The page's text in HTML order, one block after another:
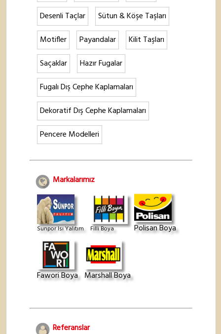
Desenli Taçlar
Sütun & Köşe Taşları
Motifler
Payandalar
Kilit Taşları
Saçaklar
Hazır Fugalar
Fugalı Dış Cephe Kaplamaları
Dekoratif Dış Cephe Kaplamaları
Pencere Modelleri
Markalarımız
Sunpor Isı Yalıtım Filli Boya Polisan Boya
Fawori Boya Marshall Boya
Referanslar